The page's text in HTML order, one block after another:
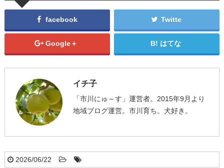
facebook Twitte
Google＋ はてな
イチ子
「市川にゅ～す」運営者。2015年9月より
地域ブログ運営。市川育ち。犬好き。
2026/06/22